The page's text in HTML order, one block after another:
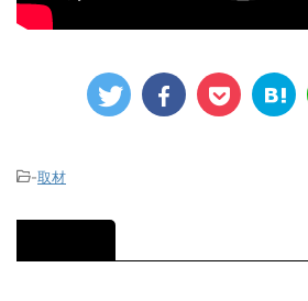
-取材